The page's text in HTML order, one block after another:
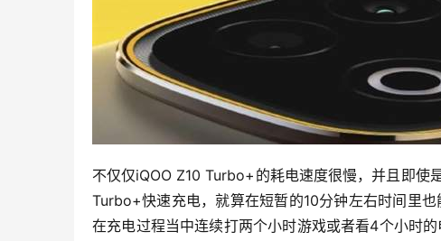
不仅仅iQOO Z10 Turbo+的耗电速度很慢，并且即使
Turbo+快速充电，就算在短暂的10分钟左右时间里
在充电过程当中连续打两个小时游戏或者看4个小时